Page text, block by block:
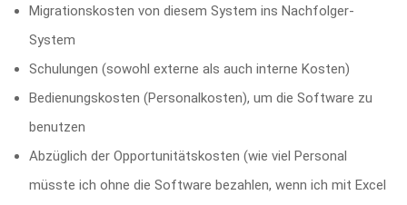
Migrationskosten von diesem System ins Nachfolger-
System
Schulungen (sowohl externe als auch interne Kosten)
Bedienungskosten (Personalkosten), um die Software zu
benutzen
Abzüglich der Opportunitätskosten (wie viel Personal
müsste ich ohne die Software bezahlen, wenn ich mit Excel